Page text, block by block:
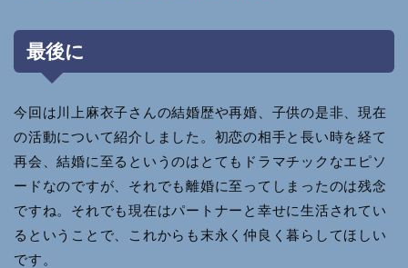
最後に
今回は川上麻衣子さんの結婚歴や再婚、子供の是非、現在
の活動について紹介しました。初恋の相手と長い時を経て
再会、結婚に至るというのはとてもドラマチックなエピソ
ードなのですが、それでも離婚に至ってしまったのは残念
ですね。それでも現在はパートナーと幸せに生活されてい
るということで、これからも末永く仲良く暮らしてほしい
です。